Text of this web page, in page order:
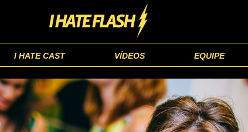
I HATE CAST VÍDEOS EQUIPE